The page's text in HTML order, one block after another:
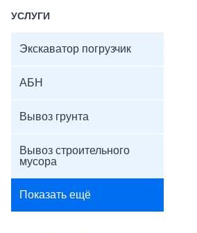
УСЛУГИ
Экскаватор погрузчик
АБН
Вывоз грунта
Вывоз строительного
мусора
Показать ещё